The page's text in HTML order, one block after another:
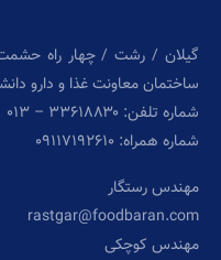
گیلان / رشت / چهار راه
ساختمان معاونت غذا و دارو
شماره تلفن: ۳۳۶۱۸۸۳۰ – ۰۱۳
شماره همراه: ۰۹۱۱۷۱۹۲۶۱۰
مهندس رستگار
rastgar@foodbaran.com
مهندس کوچکی